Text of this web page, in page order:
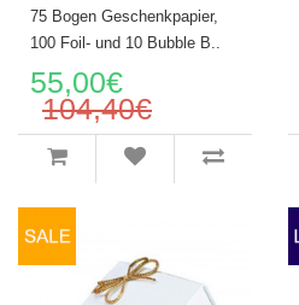
75 Bogen Geschenkpapier,
100 Foil- und 10 Bubble B..
55,00€
104,40€